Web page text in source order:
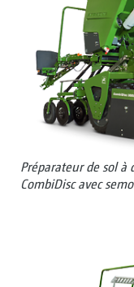
Préparateur de sol à
CombiDisc avec